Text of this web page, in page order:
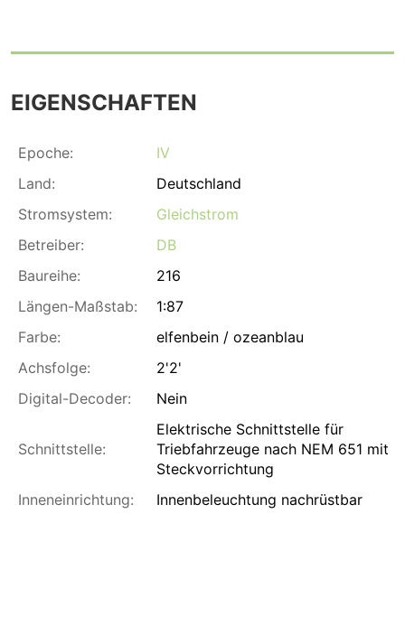
EIGENSCHAFTEN
Epoche:
IV
Land:
Deutschland
Stromsystem:
Gleichstrom
Betreiber:
DB
Baureihe:
216
Längen-Maßstab:
1:87
Farbe:
elfenbein / ozeanblau
Achsfolge:
2'2'
Digital-Decoder:
Nein
Schnittstelle:
Elektrische Schnittstelle für
Triebfahrzeuge nach NEM 651 mit
Steckvorrichtung
Inneneinrichtung:
Innenbeleuchtung nachrüstbar